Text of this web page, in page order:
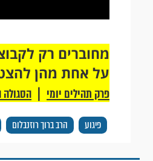
פיגוע הרב ברוך רוזנבלום
על אחת מהן
פרק תהילים יומי | הסגולה